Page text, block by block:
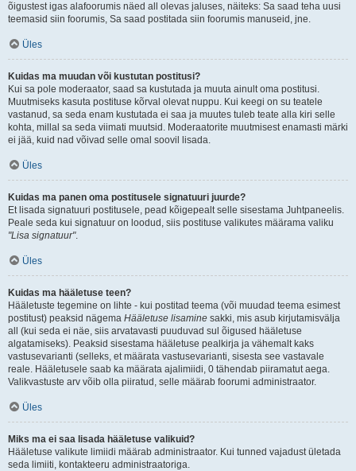
õigustest igas alafoorumis näed all olevas jaluses, näiteks: Sa saad teha uusi
teemasid siin foorumis, Sa saad postitada siin foorumis manuseid, jne.
Üles
Kuidas ma muudan või kustutan postitusi?
Kui sa pole moderaator, saad sa kustutada ja muuta ainult oma postitusi.
Muutmiseks kasuta postituse kõrval olevat nuppu. Kui keegi on su teatele
vastanud, sa seda enam kustutada ei saa ja muutes tuleb teate alla kiri selle
kohta, millal sa seda viimati muutsid. Moderaatorite muutmisest enamasti märki
ei jää, kuid nad võivad selle omal soovil lisada.
Üles
Kuidas ma panen oma postitusele signatuuri juurde?
Et lisada signatuuri postitusele, pead kõigepealt selle sisestama Juhtpaneelis.
Peale seda kui signatuur on loodud, siis postituse valikutes määrama valiku
"Lisa signatuur".
Üles
Kuidas ma hääletuse teen?
Hääletuste tegemine on lihte - kui postitad teema (või muudad teema esimest
postitust) peaksid nägema Hääletuse lisamine sakki, mis asub kirjutamisvälja
all (kui seda ei näe, siis arvatavasti puuduvad sul õigused hääletuse
algatamiseks). Peaksid sisestama hääletuse pealkirja ja vähemalt kaks
vastusevarianti (selleks, et määrata vastusevarianti, sisesta see vastavale
reale. Hääletusele saab ka määrata ajalimiidi, 0 tähendab piiramatut aega.
Valikvastuste arv võib olla piiratud, selle määrab foorumi administraator.
Üles
Miks ma ei saa lisada hääletuse valikuid?
Hääletuse valikute limiidi määrab administraator. Kui tunned vajadust ületada
seda limiiti, kontakteeru administraatoriga.